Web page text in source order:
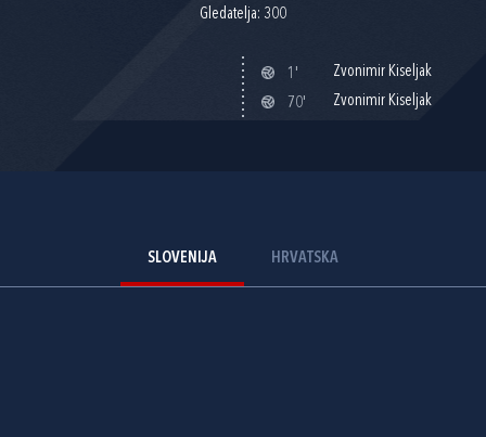
Gledatelja: 300
1'
Zvonimir Kiseljak
70'
Zvonimir Kiseljak
SLOVENIJA HRVATSKA